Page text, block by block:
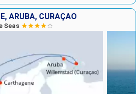
ARUBA, CURAÇAO
Seas